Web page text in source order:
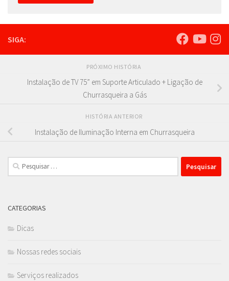
SIGA:
PRÓXIMO HISTÓRIA
Instalação de TV 75” em Suporte Articulado + Ligação de
Churrasqueira a Gás
HISTÓRIA ANTERIOR
Instalação de Iluminação Interna em Churrasqueira
Pesquisar
por:
CATEGORIAS
Dicas
Nossas redes sociais
Serviços realizados